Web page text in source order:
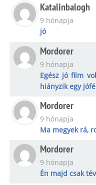
Katalinbalogh
9 hónapja
jó
Mordorer
9 hónapja
Egész jó film
hiányzik egy
Mordorer
9 hónapja
Ma megyek rá,
Mordorer
9 hónapja
Én majd csak